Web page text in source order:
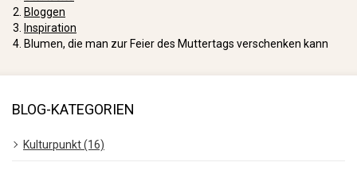
Bloggen
Inspiration
Blumen, die man zur Feier des Muttertags verschenken kann
BLOG-KATEGORIEN
Kulturpunkt (16)